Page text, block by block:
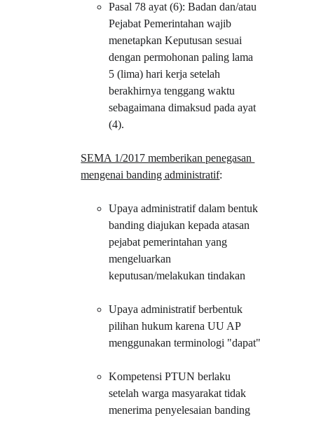
Pasal 78 ayat (6): Badan dan/atau
Pejabat Pemerintahan wajib
menetapkan Keputusan sesuai
dengan permohonan paling lama
5 (lima) hari kerja setelah
berakhirnya tenggang waktu
sebagaimana dimaksud pada ayat
(4).
SEMA 1/2017 memberikan penegasan
mengenai banding administratif:
Upaya administratif dalam bentuk
banding diajukan kepada atasan
pejabat pemerintahan yang
mengeluarkan
keputusan/melakukan tindakan
Upaya administratif berbentuk
pilihan hukum karena UU AP
menggunakan terminologi "dapat"
Kompetensi PTUN berlaku
setelah warga masyarakat tidak
menerima penyelesaian banding